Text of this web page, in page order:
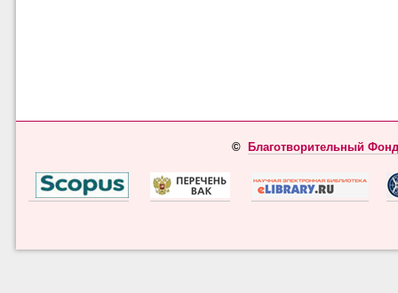
© Благотворительный